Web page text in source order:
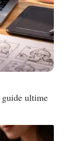
ultime